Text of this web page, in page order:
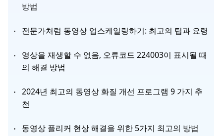
방법
전문가처럼 동영상 업스케일링하기: 최고의 팁과 요령
영상을 재생할 수 없음, 오류코드 224003이 표시될 때
의 해결 방법
2024년 최고의 동영상 화질 개선 프로그램 9 가지 추
천
동영상 플리커 현상 해결을 위한 5가지 최고의 방법